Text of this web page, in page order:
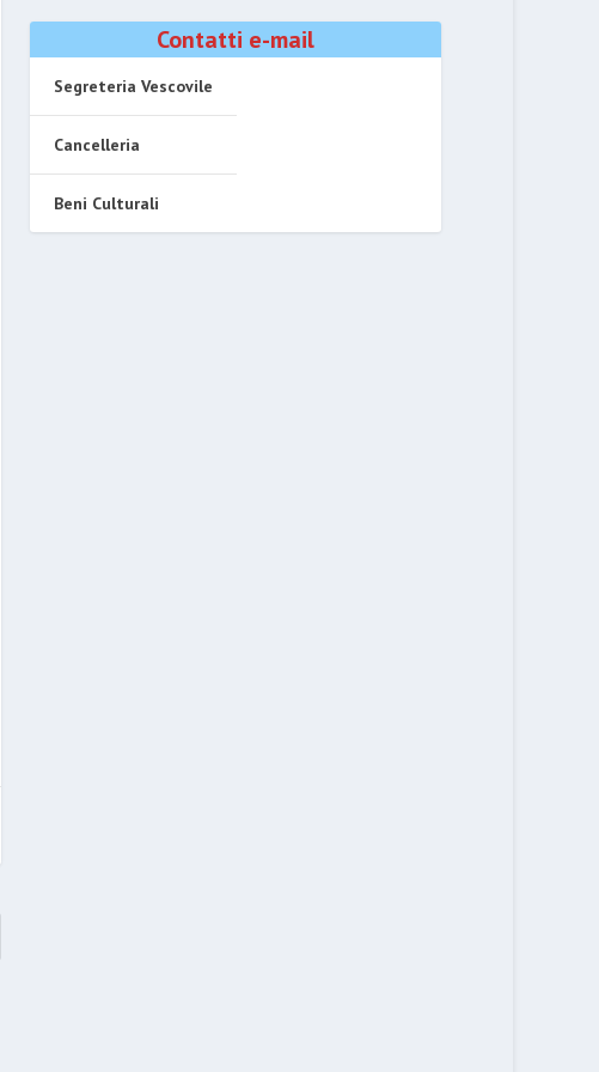
Contatti e-mail
Segreteria Vescovile
Cancelleria
Beni Culturali